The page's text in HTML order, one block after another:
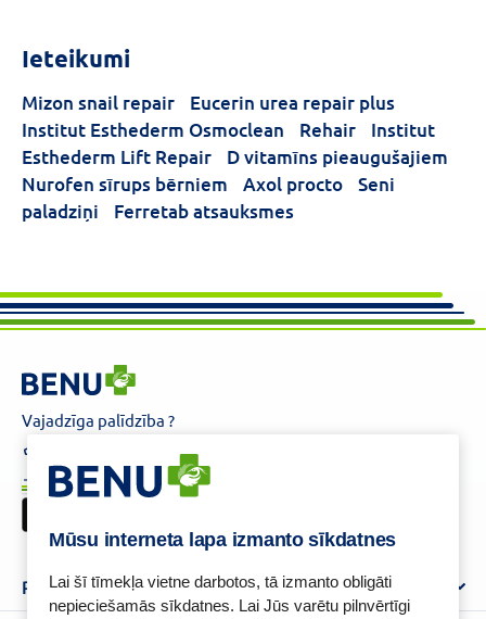
Mūsu interneta lapa izmanto sīkdatnes
Lai šī tīmekļa vietne darbotos, tā izmanto obligāti
nepieciešamās sīkdatnes. Lai Jūs varētu pilnvērtīgi
Ieteikumi
Mizon snail repair
Eucerin urea repair plus
Institut Esthederm Osmoclean
Rehair
Institut
Esthederm Lift Repair
D vitamīns pieaugušajiem
Nurofen sīrups bērniem
Axol procto
Seni
paladziņi
Ferretab atsauksmes
Vajadzīga palīdzība ?
I-V 9.00–17.00
BENU karte
Par mums